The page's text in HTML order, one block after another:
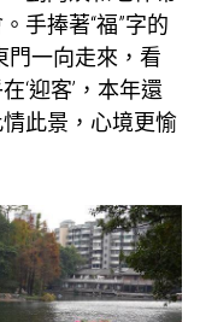
手捧著“福”字的
門一向走來，看
‘迎客’，本年還
此景，心境更愉